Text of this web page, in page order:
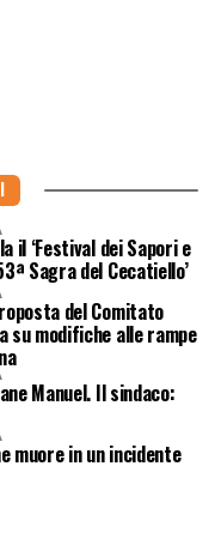
il ‘Festival dei Sapori e
Sagra del Cecatiello’
del Comitato
su modifiche alle rampe
Manuel. Il sindaco:
muore in un incidente